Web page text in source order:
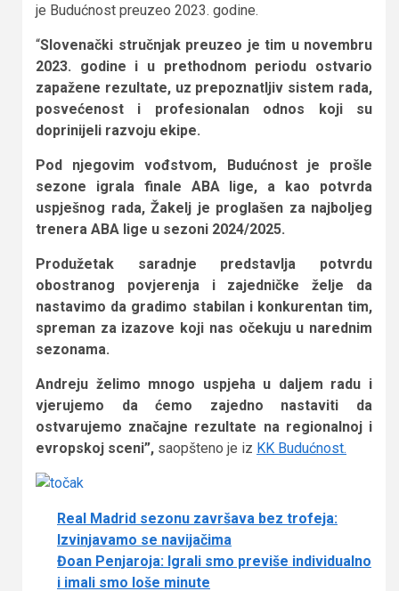
je Budućnost preuzeo 2023. godine.
“Slovenački stručnjak preuzeo je tim u novembru
2023. godine i u prethodnom periodu ostvario
zapažene rezultate, uz prepoznatljiv sistem rada,
posvećenost i profesionalan odnos koji su
doprinijeli razvoju ekipe.
Pod njegovim vođstvom, Budućnost je prošle
sezone igrala finale ABA lige, a kao potvrda
uspješnog rada, Žakelj je proglašen za najboljeg
trenera ABA lige u sezoni 2024/2025.
Produžetak saradnje predstavlja potvrdu
obostranog povjerenja i zajedničke želje da
nastavimo da gradimo stabilan i konkurentan tim,
spreman za izazove koji nas očekuju u narednim
sezonama.
Andreju želimo mnogo uspjeha u daljem radu i
vjerujemo da ćemo zajedno nastaviti da
ostvarujemo značajne rezultate na regionalnoj i
evropskoj sceni”, saopšteno je iz KK Budućnost.
Real Madrid sezonu završava bez trofeja:
Izvinjavamo se navijačima
Đoan Penjaroja: Igrali smo previše individualno
i imali smo loše minute